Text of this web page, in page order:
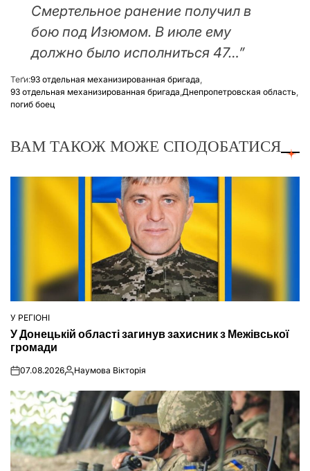
Смертельное ранение получил в
бою под Изюмом. В июле ему
должно было исполниться 47…”
Теґи:93 отдельная механизированная бригада,
93 отдельная механизированная бригада,Днепропетровская область,
погиб боец
ВАМ ТАКОЖ МОЖЕ СПОДОБАТИСЯ
ОПУБЛІКУВАТИ
У
У РЕГІОНІ
У Донецькій області загинув захисник з Межівської
громади
on07.08.2026Опубліковано
Наумова Вікторія